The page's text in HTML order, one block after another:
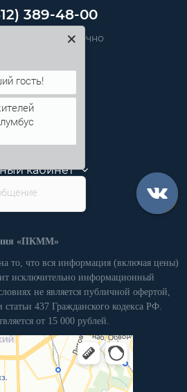
389-48-00
нам круглосуточно
кабинет
«ПКММ»
то, что вся информация (включая цены)
исключительно информационный
не является публичной офертой,
437 Гражданского кодекса РФ.
от 15 000 рублей.
Здравствуйте, хороший гость!